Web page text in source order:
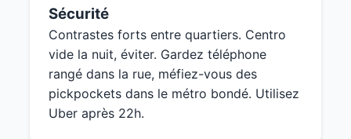
Sécurité
Contrastes forts entre quartiers. Centro
vide la nuit, éviter. Gardez téléphone
rangé dans la rue, méfiez-vous des
pickpockets dans le métro bondé. Utilisez
Uber après 22h.